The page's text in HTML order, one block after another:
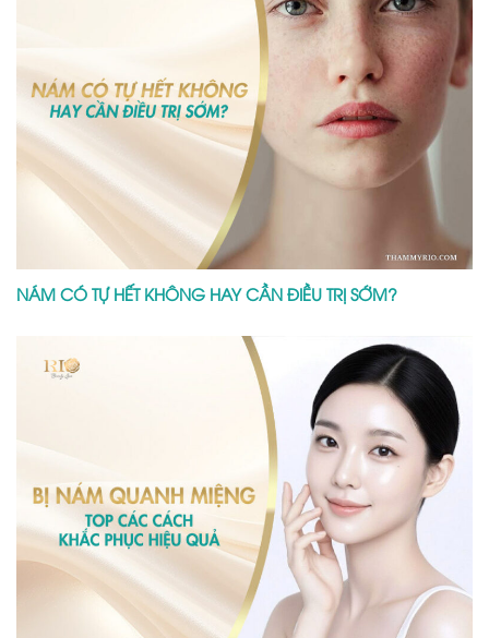
NÁM CÓ TỰ HẾT KHÔNG HAY CẦN ĐIỀU TRỊ SỚM?